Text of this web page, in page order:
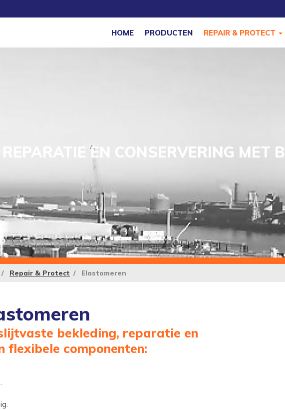
HOME PRODUCTEN REPAIR & PROTECT
REPARATIE EN CONSERVERING MET
Repair & Protect Elastomeren
bekleding, reparatie en
flexibele componenten: